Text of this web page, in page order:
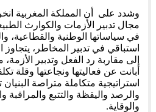
وشدد على أن المملكة المغربية
مجال تدبير الأزمات والكوارث
في سياساتها الوطنية والقطاعية،
استباقي في تدبير المخاطر، يتجاوز
إلى مقاربة رد الفعل وتدبير الأزمة،
أبانت عن فعاليتها ونجاعتها وقلة
استراتيجية متكاملة متراصة
والرصد واليقظة والتتبع والمراقبة
والوقاية.